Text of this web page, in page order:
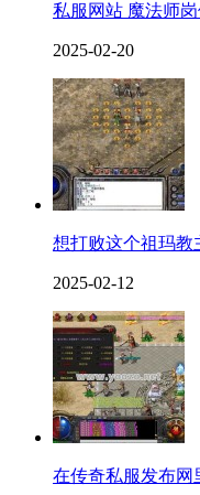
私服网站 魔法师
2025-02-20
想打败这个祖玛教
2025-02-12
在传奇私服发布网